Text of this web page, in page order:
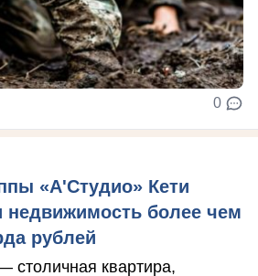
0
«А'Студио» Кети
недвижимость более чем
рублей
столичная квартира,